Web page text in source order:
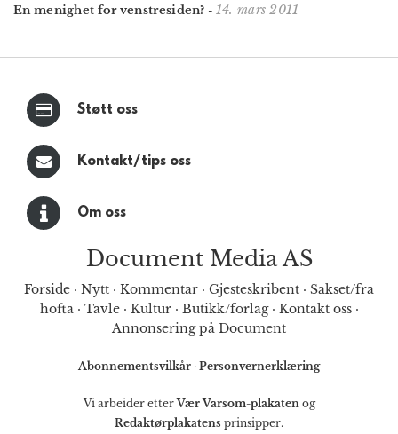
En menighet for venstresiden? - 14. mars 2011
Støtt oss
Kontakt/tips oss
Om oss
Document Media AS
Forside · Nytt · Kommentar · Gjesteskribent · Sakset/fra
hofta· Tavle· Kultur· Butikk/forlag· Kontakt oss·
Annonsering på Document
Abonnementsvilkår · Personvernerklæring
Vi arbeider etterVær Varsom-plakatenog
Redaktørplakatens prinsipper.